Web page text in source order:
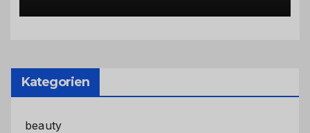
Kategorien
beauty